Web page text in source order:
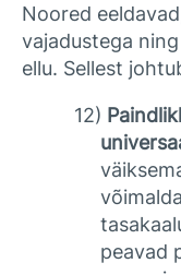
Noored
vajadustega
ellu. Sellest
12)
peavad